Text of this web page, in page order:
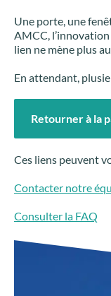
Une porte, une
AMCC,
lien ne mène plus
En attendant,
Retourner à la
Ces liens peuvent
Contacter notre
Consulter la FAQ